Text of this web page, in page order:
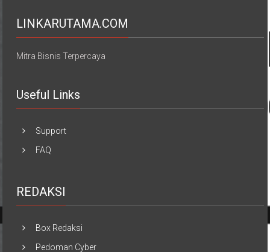
LINKARUTAMA.COM
Mitra Bisnis Terpercaya
Useful Links
Support
FAQ
REDAKSI
Box Redaksi
Pedoman Cyber